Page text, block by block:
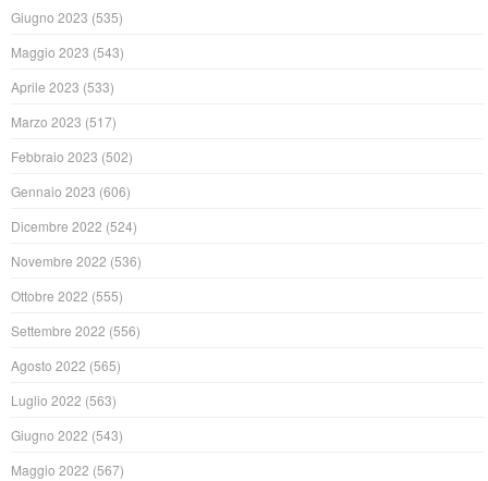
Giugno 2023 (535)
Maggio 2023 (543)
Aprile 2023 (533)
Marzo 2023 (517)
Febbraio 2023 (502)
Gennaio 2023 (606)
Dicembre 2022 (524)
Novembre 2022 (536)
Ottobre 2022 (555)
Settembre 2022 (556)
Agosto 2022 (565)
Luglio 2022 (563)
Giugno 2022 (543)
Maggio 2022 (567)